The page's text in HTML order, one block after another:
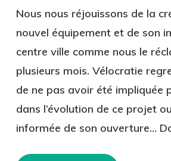
Nous nous réjouissons de la
nouvel équipement et de son
centre ville comme nous le
plusieurs mois. Vélocratie
de ne pas avoir été impliquée
dans l’évolution de ce projet
informée de son ouverture…